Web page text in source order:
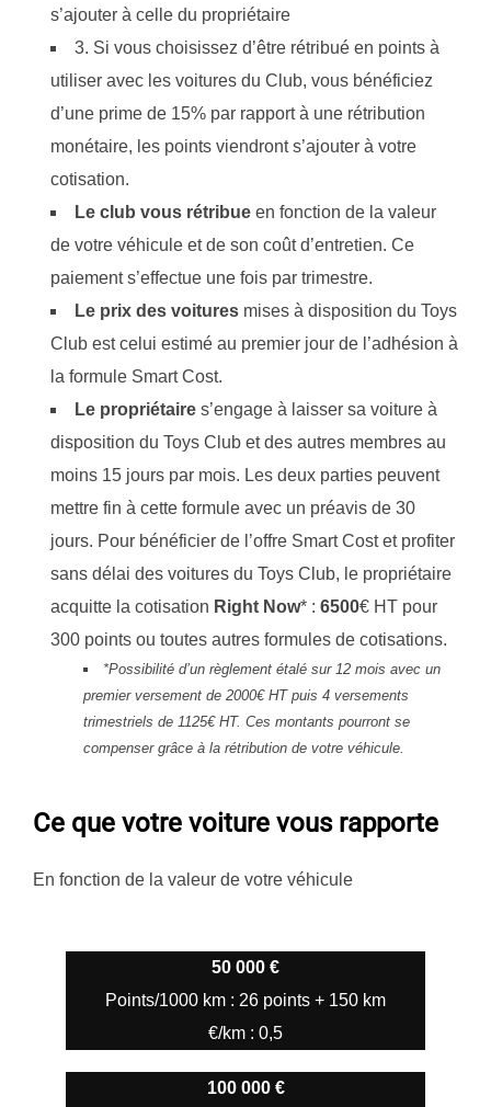
s’ajouter à celle du propriétaire
3. Si vous choisissez d’être rétribué en points à
utiliser avec les voitures du Club, vous bénéficiez
d’une prime de 15% par rapport à une rétribution
monétaire, les points viendront s’ajouter à votre
cotisation.
Le club vous rétribue en fonction de la valeur
de votre véhicule et de son coût d’entretien. Ce
paiement s’effectue une fois par trimestre.
Le prix des voitures mises à disposition du Toys
Club est celui estimé au premier jour de l’adhésion à
la formule Smart Cost.
Le propriétaire s’engage à laisser sa voiture à
disposition du Toys Club et des autres membres au
moins 15 jours par mois. Les deux parties peuvent
mettre fin à cette formule avec un préavis de 30
jours. Pour bénéficier de l’offre Smart Cost et profiter
sans délai des voitures du Toys Club, le propriétaire
acquitte la cotisation Right Now* : 6500€ HT pour
300 points ou toutes autres formules de cotisations.
*Possibilité d’un règlement étalé sur 12 mois avec un
premier versement de 2000€ HT puis 4 versements
trimestriels de 1125€ HT. Ces montants pourront se
compenser grâce à la rétribution de votre véhicule.
Ce que votre voiture vous rapporte
En fonction de la valeur de votre véhicule
50 000 €
Points/1000 km : 26 points + 150 km
€/km : 0,5
100 000 €